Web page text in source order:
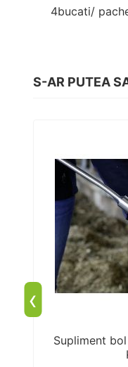
4bucati/
S-AR PUTEA
Supliment
‹